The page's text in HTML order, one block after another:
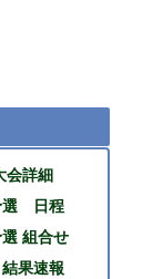
会詳細
選 日程
組合せ
果速報